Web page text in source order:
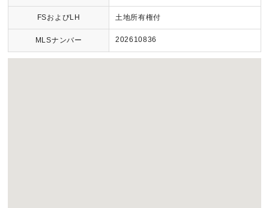
FSおよびLH 土地所有権付
MLSナンバー 202610836